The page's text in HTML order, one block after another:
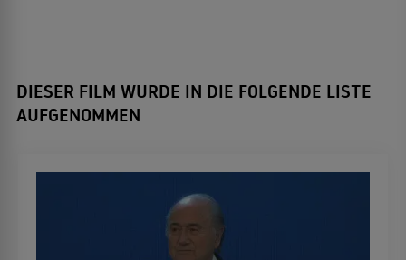
DIESER FILM WURDE IN DIE FOLGENDE LISTE
AUFGENOMMEN